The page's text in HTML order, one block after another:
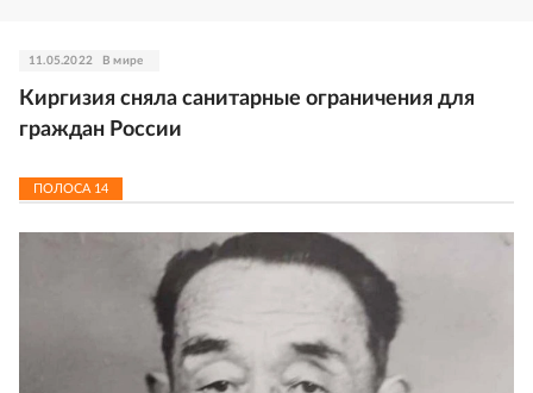
11.05.2022 В мире
Киргизия сняла санитарные ограничения для
граждан России
ПОЛОСА 14